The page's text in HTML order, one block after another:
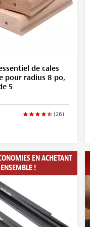
de cales
pour radius 8 po,
5
(26)
EN ACHETANT
!